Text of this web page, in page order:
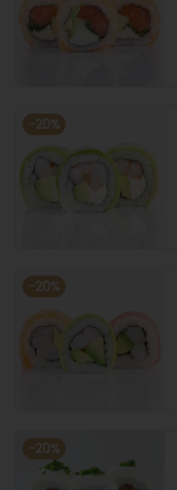
-20%
-20%
-20%